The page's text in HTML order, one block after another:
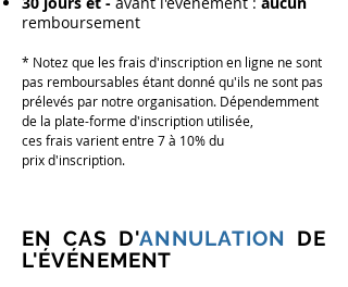
remboursement
* Notez que les frais d'inscription en ligne ne sont
pas remboursables étant donné qu'ils ne sont pas
prélevés par notre organisation. Dépendemment
de la plate-forme d'inscription utilisée,
ces frais varient entre 7 à 10% du
prixd'inscription.
EN CAS D'ANNULATION
DE
L'ÉVÉNEMENT